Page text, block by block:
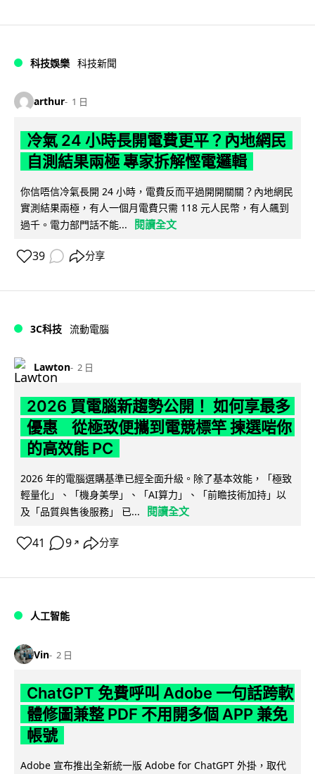
科技娛樂 科技新聞
arthur 1 日
冷氣 24 小時長開電費更平？內地網民
自測結果兩極 專家拆解慳電邏輯
你信唔信冷氣長開 24 小時，電費反而平過開開關關？內地網民
實測結果兩極，有人一個月電費只需 118 元人民幣，有人飆到
過千。電力部門話不能...
閱讀全文
39 分享
3C科技 流動電腦
Lawton 2 日
2026 買電腦新趨勢公開！ 如何享最多
優惠 從極致便攜到電競標竿 揀選啱你
的高效能 PC
2026 年的電腦選購基準已經全面升級。除了基本效能，「極致
輕量化」、「機身美學」、「AI算力」、「前瞻技術加持」以
及「品質與售後服務」 已...
閱讀全文
41 9 ↗ 分享
人工智能
Vin 2 日
ChatGPT 免費呼叫 Adobe 一句話跨軟
體修圖兼整 PDF 不用開多個 APP 兼免
帳號
Adobe 宣布推出全新統一版 Adobe for ChatGPT 外掛，取代